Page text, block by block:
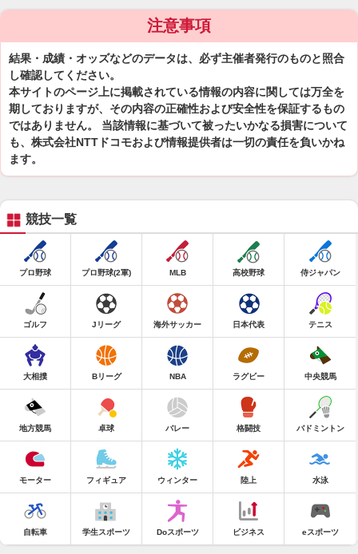
注意事項
結果・成績・オッズなどのデータは、必ず主催者発行のものと照合
し確認してください。
本サイトのページ上に掲載されている情報の内容に関しては万全を
期しておりますが、その内容の正確性および安全性を保証するもの
ではありません。 当該情報に基づいて被ったいかなる損害について
も、株式会社NTTドコモおよび情報提供者は一切の責任を負いかね
ます。
競技一覧
プロ野球 プロ野球(2軍) MLB 高校野球 侍ジャパン
ゴルフ Jリーグ 海外サッカー 日本代表 テニス
大相撲 Bリーグ NBA ラグビー 中央競馬
地方競馬 卓球 バレー 格闘技 バドミントン
モーター フィギュア ウィンター 陸上 水泳
自転車 学生スポーツ Doスポーツ ビジネス eスポーツ